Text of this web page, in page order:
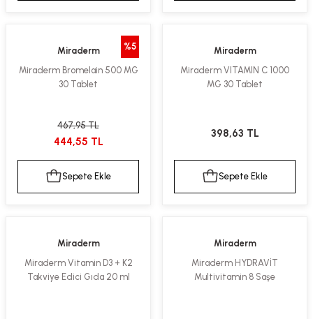
%5
Miraderm
Miraderm Bromelain 500 MG
30 Tablet
467,95 TL
444,55 TL
Sepete Ekle
Miraderm
Miraderm VITAMIN C 1000
MG 30 Tablet
398,63 TL
Sepete Ekle
Miraderm
Miraderm Vitamin D3 + K2
Takviye Edici Gıda 20 ml
Miraderm
Miraderm HYDRAVİT
Multivitamin 8 Saşe